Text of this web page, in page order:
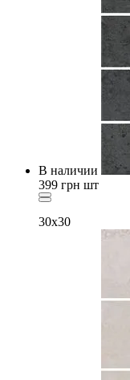
В наличии
399 грн шт
30x30